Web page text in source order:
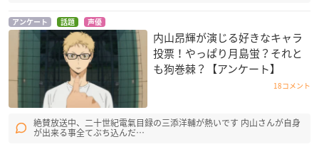
アンケート 話題 声優
内山昂輝が演じる好きなキャラ
投票！やっぱり月島蛍？それと
も狗巻棘？【アンケート】
18コメント
絶賛放送中、二十世紀電氣目録の三添洋輔が熱いです 内山さんが自身
が出来る事全てぶち込んだ…